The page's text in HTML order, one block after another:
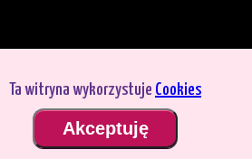
tryb gry jest znacznie bardziej interesujący.
Ta witryna wykorzystuje Cookies
Akceptuję